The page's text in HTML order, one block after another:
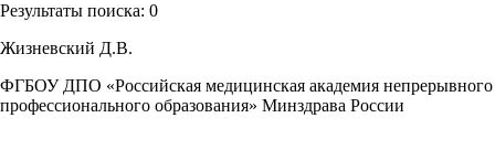
Результаты поиска: 0
Жизневский Д.В.
ФГБОУ ДПО «Российская медицинская академия непрерывного
профессионального образования» Минздрава России